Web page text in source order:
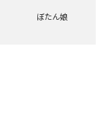
ぼたん娘